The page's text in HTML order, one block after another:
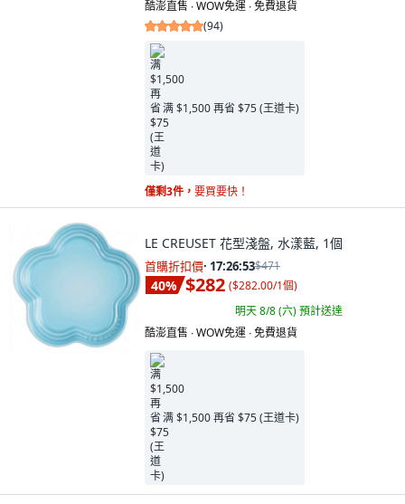
酷澎直售 ∙ WOW免運 ∙ 免費退貨
(94)
满 $1,500 再省 $75 (王道卡)
僅剩3件， 要買要快！
LE CREUSET 花型淺盤, 水漾藍, 1個
首購折扣價· 17:26:52$471
40% $282 ($282.00/1個)
明天 8/8 (六)預計送達
酷澎直售 ∙ WOW免運 ∙ 免費退貨
满 $1,500 再省 $75 (王道卡)